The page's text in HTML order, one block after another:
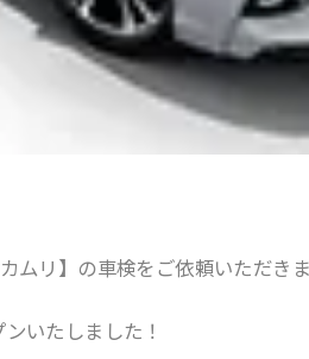
リ】の車検をご依頼いただきま
いたしました！